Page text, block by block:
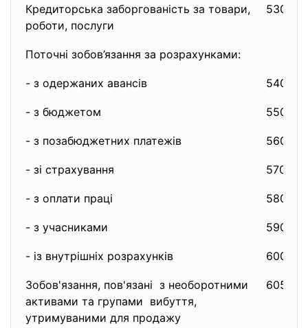
Кредиторська заборгованість за товари,
роботи, послуги
530
Поточні зобов’язання за розрахунками:
- з одержаних авансів 540
- з бюджетом 550
- з позабюджетних платежів 560
- зі страхування 570
- з оплати праці 580
- з учасниками 590
- із внутрішніх розрахунків 600
Зобов'язання, пов'язані з необоротними
активами та групами вибуття,
утримуваними для продажу
605